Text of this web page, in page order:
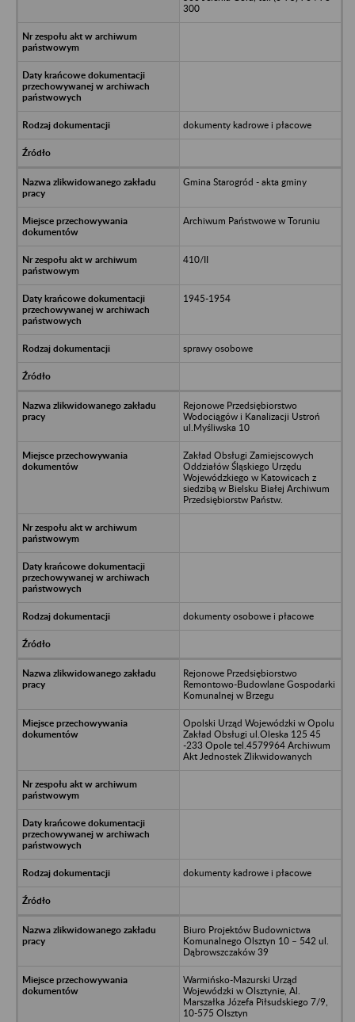
300
dokumenty kadrowe i płacowe
Gmina Starogród - akta gminy
Archiwum Państwowe w Toruniu
410/II
1945-1954
sprawy osobowe
Rejonowe Przedsiębiorstwo
Wodociągów i Kanalizacji Ustroń
ul.Myśliwska 10
Zakład Obsługi Zamiejscowych
Oddziałów Śląskiego Urzędu
Wojewódzkiego w Katowicach z
siedzibą w Bielsku Białej Archiwum
Przedsiębiorstw Państw.
dokumenty osobowe i płacowe
Rejonowe Przedsiębiorstwo
Remontowo-Budowlane Gospodarki
Komunalnej w Brzegu
Opolski Urząd Wojewódzki w Opolu
Zakład Obsługi ul.Oleska 125 45
-233 Opole tel.4579964 Archiwum
Akt Jednostek Zlikwidowanych
dokumenty kadrowe i płacowe
Biuro Projektów Budownictwa
Komunalnego Olsztyn 10 – 542 ul.
Dąbrowszczaków 39
Warmińsko-Mazurski Urząd
Wojewódzki w Olsztynie, Al.
Marszałka Józefa Piłsudskiego 7/9,
10-575 Olsztyn